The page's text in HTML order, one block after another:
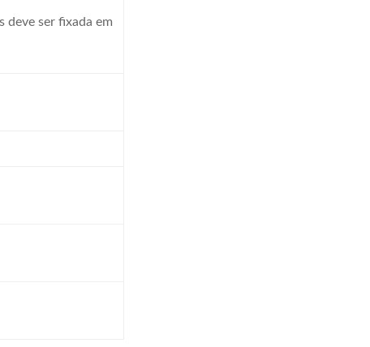
deve ser fixada em